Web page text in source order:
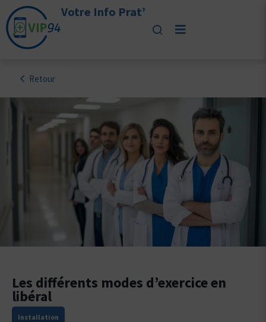
Votre Info Prat’
Retour
Les différents modes d’exercice en
libéral
Installation